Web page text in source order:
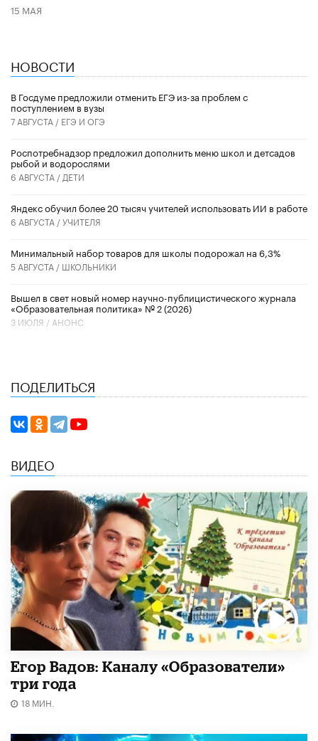
15 МАЯ
НОВОСТИ
В Госдуме предложили отменить ЕГЭ из-за проблем с
поступлением в вузы
7 АВГУСТА / ЕГЭ И ОГЭ
Роспотребнадзор предложил дополнить меню школ и детсадов
рыбой и водорослями
6 АВГУСТА / ДЕТИ
​Яндекс обучил более 20 тысяч учителей использовать ИИ в работе
6 АВГУСТА /УЧИТЕЛЯ
Минимальный набор товаров для школы подорожал на 6,3%
5 АВГУСТА / ШКОЛЬНИКИ
Вышел в свет новый номер научно-публицистического журнала
«Образовательная политика» № 2 (2026)
3 ИЮЛЯ / АНОНС
ПОДЕЛИТЬСЯ
ВИДЕО
Егор Вадов: Каналу «Образователи»
три года
18 МИН.